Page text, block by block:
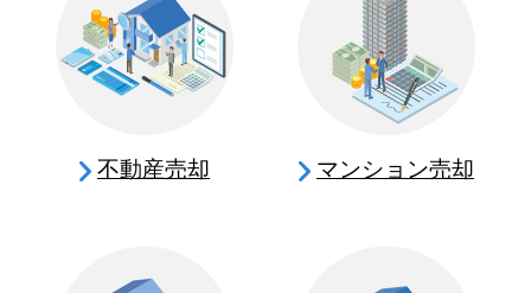
不動産売却 マンション売却